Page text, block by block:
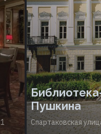
Пушкина
Спартаковская